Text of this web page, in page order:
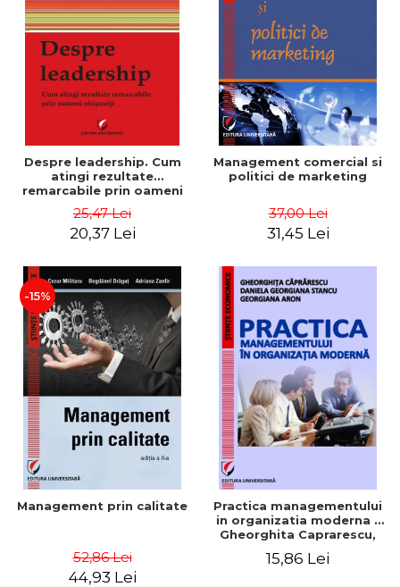
Despre leadership. Cum
atingi rezultate
remarcabile prin oameni
25,47 Lei
20,37 Lei
Management comercial si
politici de marketing
37,00 Lei
31,45 Lei
-15%
Management prin calitate
52,86 Lei
44,93 Lei
Practica managementului
in organizatia moderna -
Gheorghita Caprarescu,
Georgiana Aron
15,86 Lei